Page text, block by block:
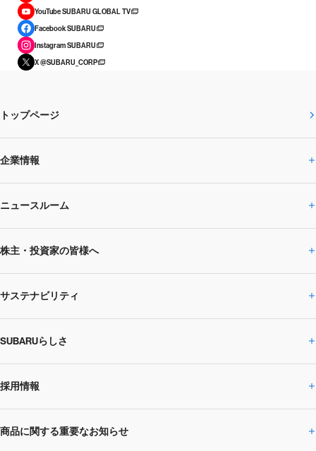
YouTube SUBARU GLOBAL TV
Facebook SUBARU
Instagram SUBARU
X @SUBARU_CORP
トップページ
企業情報
企業情報トップ
SUBARUのありたい姿
SUBARU 2025方針
事業所・関係会社
ニュースルーム
ニュースルームトップ
ニュースリリース
閉じる
株主・投資家の皆様へ
株主・投資家の皆様へトップ
企業・経営
IRライブラリー
株主・投資家サポート
サステナビリティ
サステナビリティトップ
CEOサステナビリティ
環境
SUBARUらしさ
SUBARUらしさトップ
SUBARUびと
採用情報
採用情報トップ
商品に関する重要なお知らせ